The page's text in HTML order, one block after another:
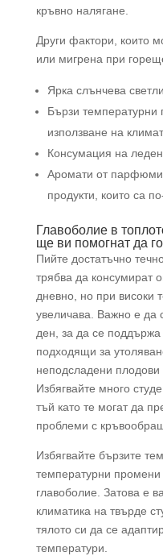
кръвно налягане.
Други фактори, които
или мигрена при
Ярка слънчева
Бързи
използване на
Консумация на
Аромати от
продукти, които са
Главоболие в
ще ви помогнат да
Пийте достатъчно
трябва да консумират
дневно, но при високи
увеличава. Важно е да
ден, за да се
подходящи за
неподсладени
Избягвайте много
тъй като те могат да
проблеми с
Избягвайте бързите
температурни промени
главоболие. Затова е
климатика на твърде
тялото си да се
температури.